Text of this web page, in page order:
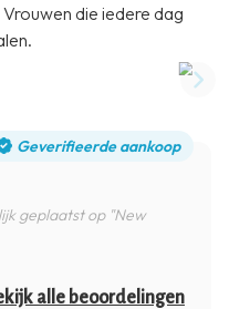
die iedere dag
Geverifieerde aankoop
geplaatst op "New
alle beoordelingen